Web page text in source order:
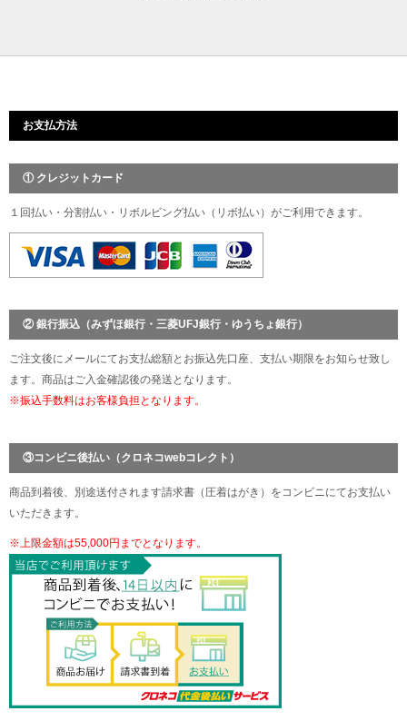
お支払方法
① クレジットカード
１回払い・分割払い・リボルビング払い（リボ払い）がご利用できます。
② 銀行振込（みずほ銀行・三菱UFJ銀行・ゆうちょ銀行）
ご注文後にメールにてお支払総額とお振込先口座、支払い期限をお知らせ致し
ます。商品はご入金確認後の発送となります。
※振込手数料はお客様負担となります。
③コンビニ後払い（クロネコwebコレクト）
商品到着後、別途送付されます請求書（圧着はがき）をコンビニにてお支払い
いただきます。
※上限金額は55,000円までとなります。